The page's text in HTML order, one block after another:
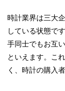
時計業界は三大
している状態で
手同士でもお互
といえます。こ
く、時計の購入